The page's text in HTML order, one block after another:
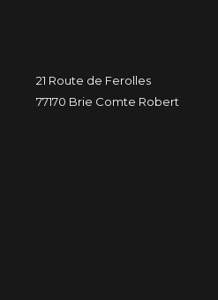
21 Route de Ferolles
77170 Brie Comte Robert